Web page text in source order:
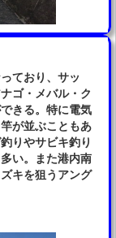
ており、サッ
ゴ・メバル・ク
きる。特に電気
が並ぶこともあ
りやサビキ釣り
い。また港内南
キを狙うアング